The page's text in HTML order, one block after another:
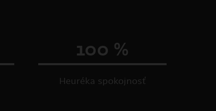
100 %
Heuréka spokojnosť